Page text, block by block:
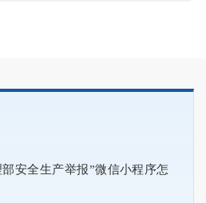
安全生产举报”微信小程序怎